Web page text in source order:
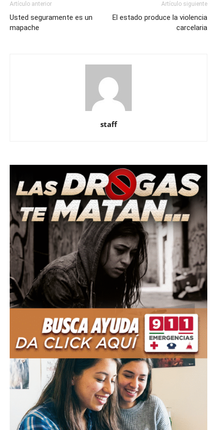
Artículo anterior
Usted seguramente es un
mapache
Artículo siguiente
El estado produce la violencia
carcelaria
staff